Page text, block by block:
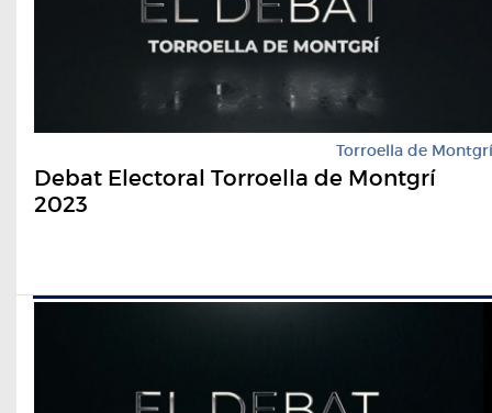
Torroella de Montgrí
Debat Electoral Torroella de Montgrí
2023